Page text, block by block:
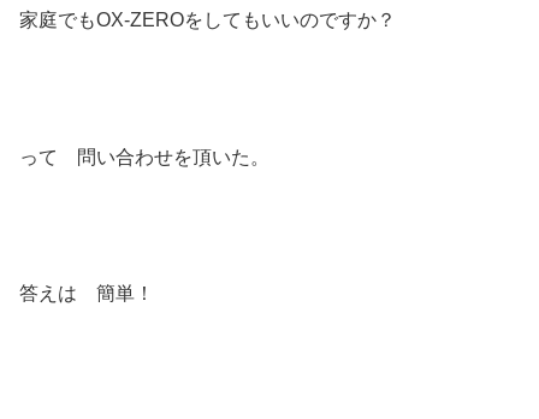
家庭でもOX-ZEROをしてもいいのですか？
って 問い合わせを頂いた。
答えは 簡単！